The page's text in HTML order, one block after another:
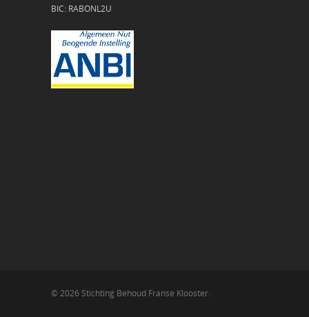
BIC: RABONL2U
© 2026 Stichting Behoud Franse Klooster.